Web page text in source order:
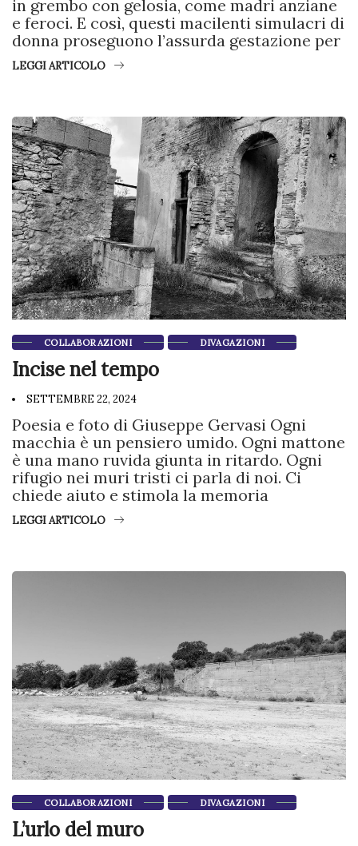
in grembo con gelosia, come madri anziane
e feroci. E così, questi macilenti simulacri di
donna proseguono l’assurda gestazione per
LEGGI ARTICOLO
COLLABORAZIONI DIVAGAZIONI
Incise nel tempo
SETTEMBRE 22, 2024
Poesia e foto di Giuseppe Gervasi Ogni
macchia è un pensiero umido. Ogni mattone
è una mano ruvida giunta in ritardo. Ogni
rifugio nei muri tristi ci parla di noi. Ci
chiede aiuto e stimola la memoria
LEGGI ARTICOLO
COLLABORAZIONI DIVAGAZIONI
L’urlo del muro